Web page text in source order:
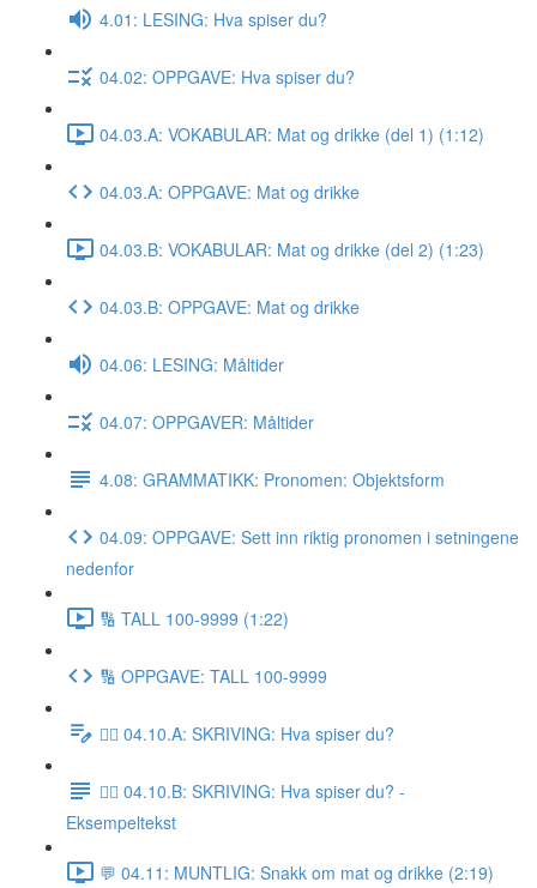
4.01: LESING: Hva spiser du?
04.02: OPPGAVE: Hva spiser du?
04.03.A: VOKABULAR: Mat og drikke (del 1) (1:12)
04.03.A: OPPGAVE: Mat og drikke
04.03.B: VOKABULAR: Mat og drikke (del 2) (1:23)
04.03.B: OPPGAVE: Mat og drikke
04.06: LESING: Måltider
04.07: OPPGAVER: Måltider
4.08: GRAMMATIKK: Pronomen: Objektsform
04.09: OPPGAVE: Sett inn riktig pronomen i setningene
nedenfor
🔢 TALL 100-9999 (1:22)
🔢 OPPGAVE: TALL 100-9999
✍🏼 04.10.A: SKRIVING: Hva spiser du?
✍🏼 04.10.B: SKRIVING: Hva spiser du? -
Eksempeltekst
💬 04.11: MUNTLIG: Snakk om mat og drikke (2:19)